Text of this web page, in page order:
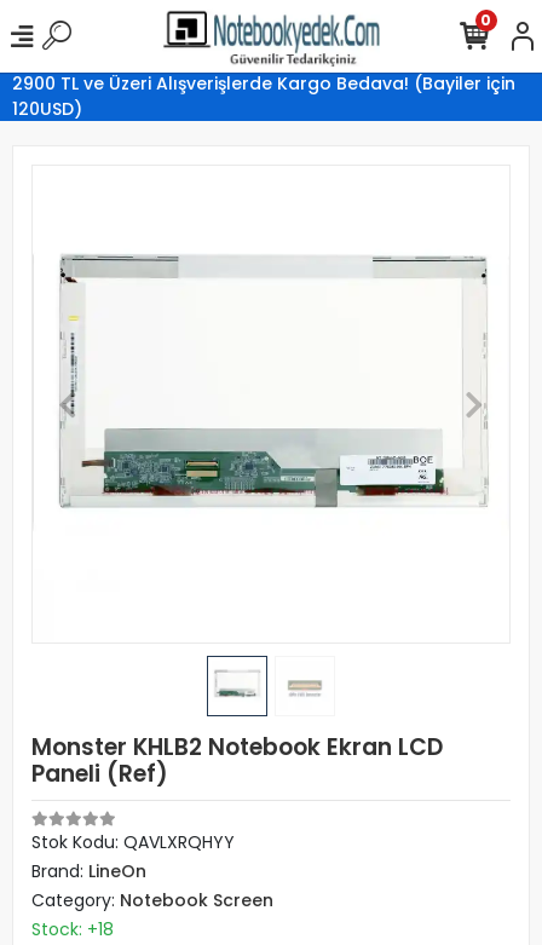
2900 TL ve Üzeri Alışverişlerde Kargo Bedava! (Bayiler için
120USD)
0
Monster KHLB2 Notebook Ekran LCD
Paneli (Ref)
Stok Kodu: QAVLXRQHYY
Brand: LineOn
Category: Notebook Screen
Stock: +18